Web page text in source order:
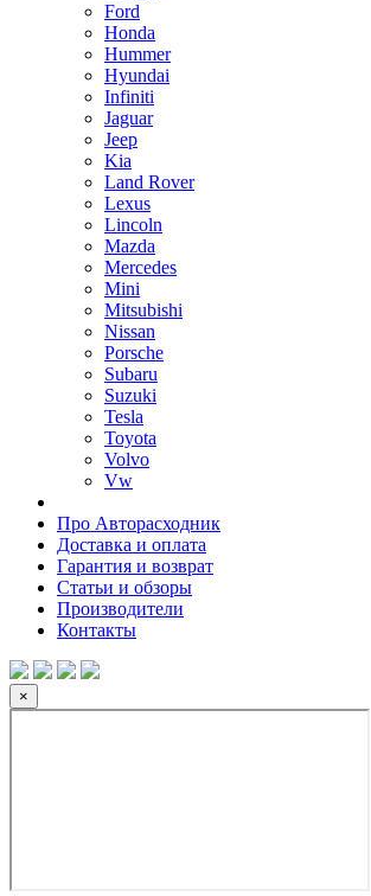
Ford
Honda
Hummer
Hyundai
Infiniti
Jaguar
Jeep
Kia
Land Rover
Lexus
Lincoln
Mazda
Mercedes
Mini
Mitsubishi
Nissan
Porsche
Subaru
Suzuki
Tesla
Toyota
Volvo
Vw
Про Авторасходник
Доставка и оплата
Гарантия и возврат
Статьи и обзоры
Производители
Контакты
×